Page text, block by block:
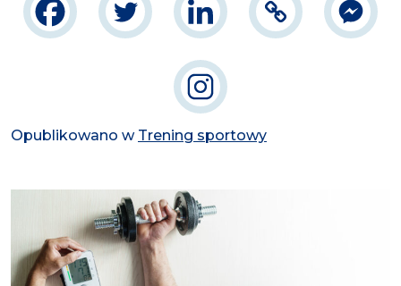
Opublikowano w Trening sportowy